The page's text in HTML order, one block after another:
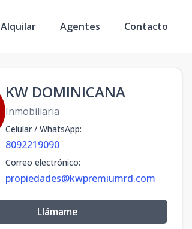
Alquilar Agentes Contacto
KW DOMINICANA
Inmobiliaria
Celular / WhatsApp:
8092219090
Correo electrónico:
propiedades@kwpremiumrd.com
Llámame